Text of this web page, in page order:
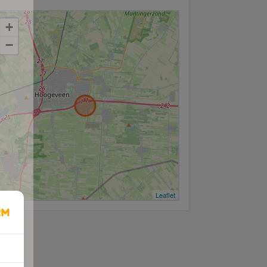
+
−
Leaflet